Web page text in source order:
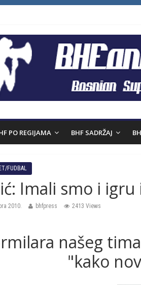
PO REGIJAMA BHF SADRŽAJ
FUDBAL
Imali smo i
2010. bhfpress 2413 Views
našeg
"kako